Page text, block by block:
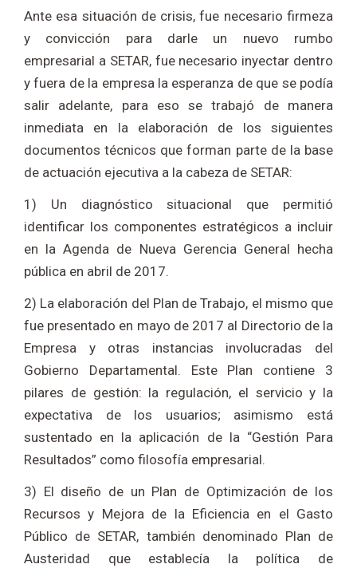
Ante esa situación de crisis, fue necesario firmeza
y convicción para darle un nuevo rumbo
empresarial a SETAR, fue necesario inyectar dentro
y fuera de la empresa la esperanza de que se podía
salir adelante, para eso se trabajó de manera
inmediata en la elaboración de los siguientes
documentos técnicos que forman parte de la base
de actuación ejecutiva a la cabeza de SETAR:
1) Un diagnóstico situacional que permitió
identificar los componentes estratégicos a incluir
en la Agenda de Nueva Gerencia General hecha
pública en abril de 2017.
2) La elaboración del Plan de Trabajo, el mismo que
fue presentado en mayo de 2017 al Directorio de la
Empresa y otras instancias involucradas del
Gobierno Departamental. Este Plan contiene 3
pilares de gestión: la regulación, el servicio y la
expectativa de los usuarios; asimismo está
sustentado en la aplicación de la “Gestión Para
Resultados” como filosofía empresarial.
3) El diseño de un Plan de Optimización de los
Recursos y Mejora de la Eficiencia en el Gasto
Público de SETAR, también denominado Plan de
Austeridad que establecía la política de